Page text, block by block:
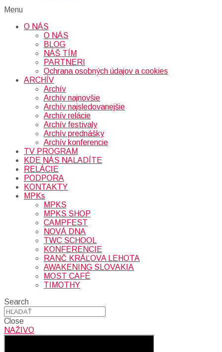
Menu
O NÁS
O NÁS
BLOG
NÁŠ TÍM
PARTNERI
Ochrana osobných údajov a cookies
ARCHÍV
Archív
Archív najnovšie
Archív najsledovanejšie
Archív relácie
Archív festivaly
Archív prednášky
Archív konferencie
TV PROGRAM
KDE NÁS NALADÍTE
RELÁCIE
PODPORA
KONTAKTY
MPKs
MPKS
MPKS SHOP
CAMPFEST
NOVÁ DNA
TWC SCHOOL
KONFERENCIE
RANČ KRÁĽOVA LEHOTA
AWAKENING SLOVAKIA
MOST CAFÉ
TIMOTHY
Search
Close
NAŽIVO